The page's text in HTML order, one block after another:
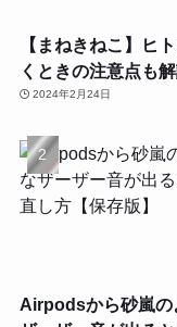
【まねきねこ】ヒ
くときの注意点も
2024年2月24日
Airpodsから砂嵐の